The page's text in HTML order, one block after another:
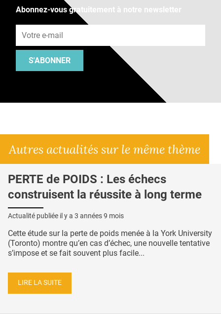
Abonnez-vous gratuitement à notre newsletter
S'ABONNER
Autres actualités sur le même thème
PERTE de POIDS : Les échecs
construisent la réussite à long terme
Actualité publiée il y a 3 années 9 mois
Cette étude sur la perte de poids menée à la York University
(Toronto) montre qu’en cas d’échec, une nouvelle tentative
s’impose et se fait souvent plus facile...
LIRE LA SUITE